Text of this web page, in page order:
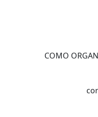
COMO